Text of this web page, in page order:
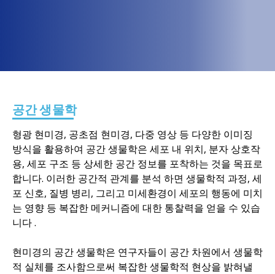
공간생물학
형광 현미경, 공초점 현미경, 다중 영상 등 다양한 이미징
방식을 활용하여 공간 생물학은 세포 내 위치, 분자 상호작
용, 세포 구조 등 상세한 공간 정보를 포착하는 것을 목표로
합니다. 이러한 공간적 관계를 분석 하면 생물학적 과정, 세
포 신호, 질병 병리, 그리고 미세환경이 세포의 행동에 미치
는 영향 등 복잡한 메커니즘에 대한 통찰력을 얻을 수 있습
니다.
현미경의 공간생물학은 연구자들이 공간 차원에서 생물학
적 실체를 조사함으로써 복잡한 생물학적 현상을 밝혀낼